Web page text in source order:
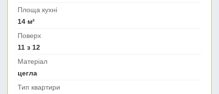
Площа кухні
14 м²
Поверх
11 з 12
Матеріал
цегла
Тип квартири